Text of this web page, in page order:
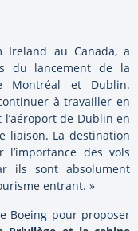
Ireland au Canada, a
du lancement de la
Montréal et Dublin.
à travailler en
de Dublin en
liaison. La destination
des vols
ils sont absolument
entrant. »
Boeing pour proposer